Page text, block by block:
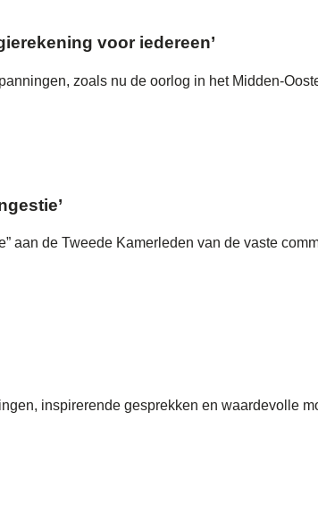
voor iedereen’
zoals nu de oorlog in het Midden-
aan de Tweede Kamerleden van de vaste
inspirerende gesprekken en waardevolle